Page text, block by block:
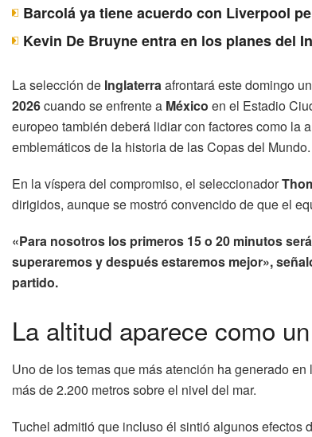
Barcolá ya tiene acuerdo con Liverpool
Kevin De Bruyne entra en los planes del
La selección de Inglaterraafrontará este domingo
2026cuando se enfrente a México en el Estadio
europeo también deberá lidiar con factores como la
emblemáticos de la historia de las Copas del Mundo.
En la víspera del compromiso, el seleccionador
dirigidos, aunque se mostró convencido de que el
«Para nosotros los primeros 15 o 20 minutos
superaremos y después estaremos mejor»,
partido.
La altitud aparece como
Uno de los temas que más atención ha generado
más de 2.200 metros sobre el nivel del mar.
Tuchel admitió que incluso él sintió algunos efectos